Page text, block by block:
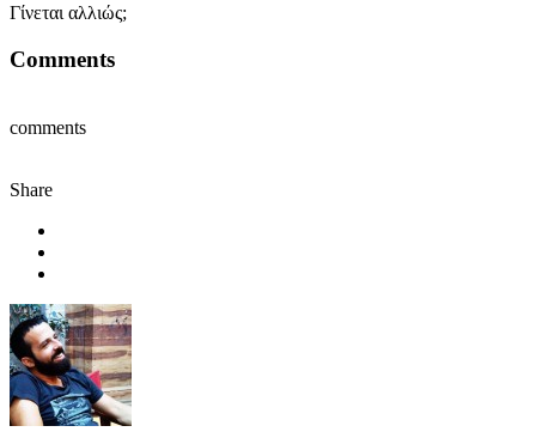
Γίνεται αλλιώς;
Comments
comments
Share